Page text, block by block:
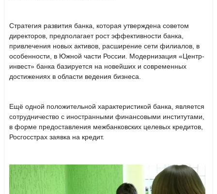
Стратегия развития банка, которая утверждена советом
директоров, предполагает рост эффективности банка,
привлечения новых активов, расширение сети филиалов, в
особенности, в Южной части России. Модернизация «Центр-
инвест» банка базируется на новейших и современных
достижениях в области ведения бизнеса.
Ещё одной положительной характеристикой банка, является
сотрудничество с иностранными финансовыми институтами,
в форме предоставления межбанковских целевых кредитов,
Росгосстрах заявка на кредит.